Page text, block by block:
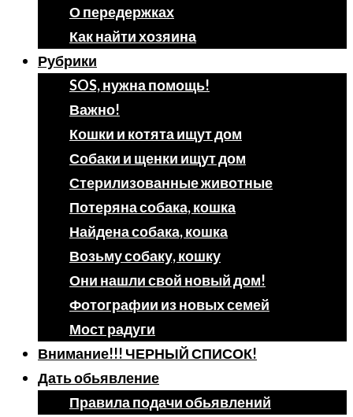
О передержках
Как найти хозяина
Рубрики
SOS, нужна помощь!
Важно!
Кошки и котята ищут дом
Собаки и щенки ищут дом
Стерилизованные животные
Потеряна собака, кошка
Найдена собака, кошка
Возьму собаку, кошку
Они нашли свой новый дом!
Фотографии из новых семей
Мост радуги
Внимание!!! ЧЕРНЫЙ СПИСОК!
Дать обьявление
Правила подачи обьявлений